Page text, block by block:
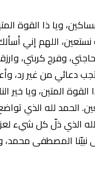
ويا ذا القوة
نستعين، اللهم إني
وفرج كربتي،
دعائي من غير رد،
القوة المتين، ويا خير
الحمد لله الذي
الذي ذلّ كل شيء
نبيّنا المصطفى